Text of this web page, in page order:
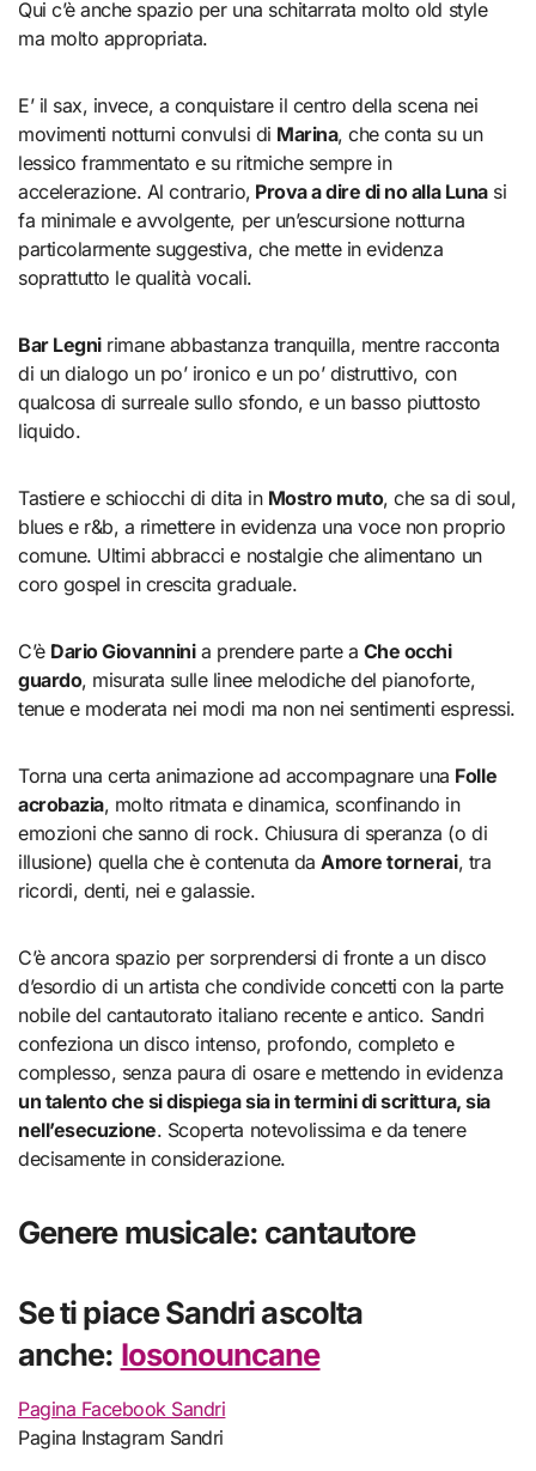
Qui c’è anche spazio per una schitarrata molto old style
ma molto appropriata.
E’ il sax, invece, a conquistare il centro della scena nei
movimenti notturni convulsi di Marina, che conta su un
lessico frammentato e su ritmiche sempre in
accelerazione. Al contrario, Prova a dire di no alla Lunasi
fa minimale e avvolgente, per un’escursione notturna
particolarmente suggestiva, che mette in evidenza
soprattutto le qualità vocali.
Bar Legnirimane abbastanza tranquilla, mentre racconta
di un dialogo un po’ ironico e un po’ distruttivo, con
qualcosa di surreale sullo sfondo, e un basso piuttosto
liquido.
Tastiere e schiocchi di dita in Mostro muto, che sa di soul,
blues e r&b, a rimettere in evidenza una voce non proprio
comune. Ultimi abbracci e nostalgie che alimentano un
coro gospel in crescita graduale.
C’è Dario Giovanninia prendere parte a Che occhi
guardo, misurata sulle linee melodiche del pianoforte,
tenue e moderata nei modi ma non nei sentimenti espressi.
Torna una certa animazione ad accompagnare una Folle
acrobazia, molto ritmata e dinamica, sconfinando in
emozioni che sanno di rock. Chiusura di speranza (o di
illusione) quella che è contenuta daAmore tornerai, tra
ricordi, denti, nei e galassie.
C’è ancora spazio per sorprendersi di fronte a un disco
d’esordio di un artista che condivide concetti con la parte
nobile del cantautorato italiano recente e antico. Sandri
confeziona un disco intenso, profondo, completo e
complesso, senza paura di osare e mettendo in evidenza
un talento che si dispiega sia in termini di scrittura, sia
nell’esecuzione. Scoperta notevolissima e da tenere
decisamente in considerazione.
Genere musicale: cantautore
Se ti piace Sandri ascolta
anche: Iosonouncane
Pagina Facebook Sandri
Pagina Instagram Sandri